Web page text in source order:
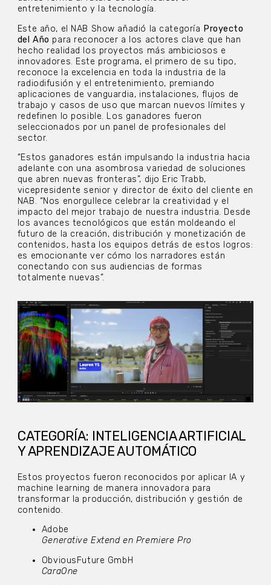
entretenimiento y la tecnología.
Este año, el NAB Show añadió la categoría Proyecto
del Año para reconocer a los actores clave que han
hecho realidad los proyectos más ambiciosos e
innovadores. Este programa, el primero de su tipo,
reconoce la excelencia en toda la industria de la
radiodifusión y el entretenimiento, premiando
aplicaciones de vanguardia, instalaciones, flujos de
trabajo y casos de uso que marcan nuevos límites y
redefinen lo posible. Los ganadores fueron
seleccionados por un panel de profesionales del
sector.
“Estos ganadores están impulsando la industria hacia
adelante con una asombrosa variedad de soluciones
que abren nuevas fronteras”, dijo Eric Trabb,
vicepresidente senior y director de éxito del cliente en
NAB. “Nos enorgullece celebrar la creatividad y el
impacto del mejor trabajo de nuestra industria. Desde
los avances tecnológicos que están moldeando el
futuro de la creación, distribución y monetización de
contenidos, hasta los equipos detrás de estos logros:
es emocionante ver cómo los narradores están
conectando con sus audiencias de formas
totalmente nuevas”.
CATEGORÍA: INTELIGENCIA ARTIFICIAL
Y APRENDIZAJE AUTOMÁTICO
Estos proyectos fueron reconocidos por aplicar IA y
machine learning de manera innovadora para
transformar la producción, distribución y gestión de
contenido.
Adobe
Generative Extend en Premiere Pro
ObviousFuture GmbH
CaraOne